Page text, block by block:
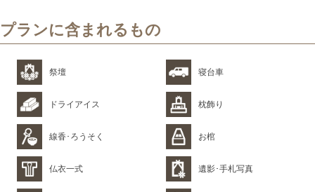
プランに含まれるもの
祭壇 寝台車
ドライアイス 枕飾り
線香･ろうそく お棺
仏衣一式 遺影･手札写真